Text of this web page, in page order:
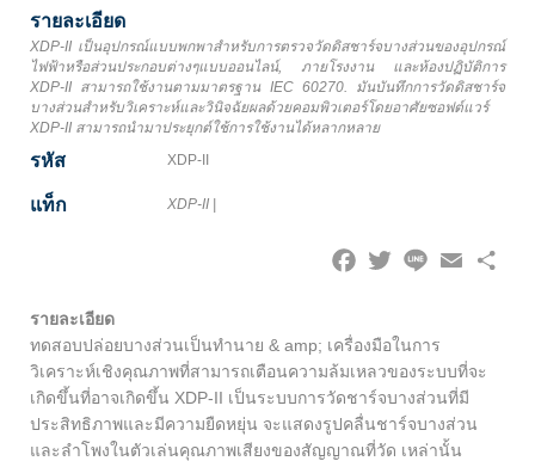
รายละเอียด
XDP-II เป็นอุปกรณ์แบบพกพาสำหรับการตรวจวัดดิสชาร์จบางส่วนของอุปกรณ์
ไฟฟ้าหรือส่วนประกอบต่างๆแบบออนไลน์, ภายโรงงาน และห้องปฏิบัติการ
XDP-II สามารถใช้งานตามมาตรฐาน IEC 60270. มันบันทึกการวัดดิสชาร์จ
บางส่วนสำหรับวิเคราะห์และวินิจฉัยผลด้วยคอมพิวเตอร์โดยอาศัยซอฟต์แวร์
XDP-II สามารถนำมาประยุกต์ใช้การใช้งานได้หลากหลาย
รหัส XDP-II
แท็ก XDP-II|
รายละเอียด
ทดสอบปล่อยบางส่วนเป็นทำนาย & amp; เครื่องมือในการ
วิเคราะห์เชิงคุณภาพที่สามารถเตือนความล้มเหลวของระบบที่จะ
เกิดขึ้นที่อาจเกิดขึ้น XDP-II เป็นระบบการวัดชาร์จบางส่วนที่มี
ประสิทธิภาพและมีความยืดหยุ่น จะแสดงรูปคลื่นชาร์จบางส่วน
และลำโพงในตัวเล่นคุณภาพเสียงของสัญญาณที่วัด เหล่านั้น